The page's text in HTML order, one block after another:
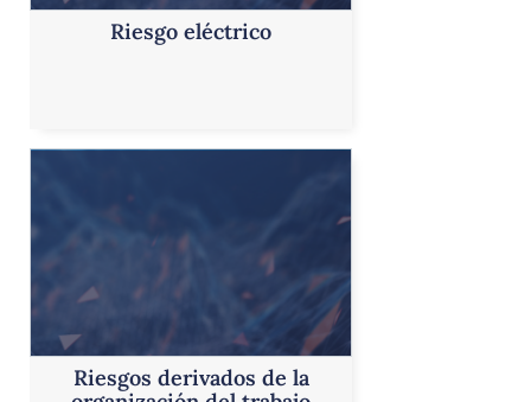
Riesgo eléctrico
Riesgos derivados de la